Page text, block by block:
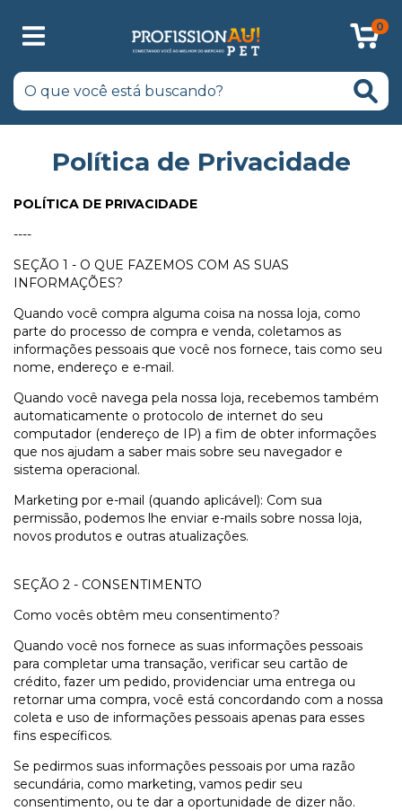
0
Política de Privacidade
POLÍTICA DE PRIVACIDADE
----
SEÇÃO 1 - O QUE FAZEMOS COM AS SUAS
INFORMAÇÕES?
Quando você compra alguma coisa na nossa loja, como
parte do processo de compra e venda, coletamos as
informações pessoais que você nos fornece, tais como seu
nome, endereço e e-mail.
Quando você navega pela nossa loja, recebemos também
automaticamente o protocolo de internet do seu
computador (endereço de IP) a fim de obter informações
que nos ajudam a saber mais sobre seu navegador e
sistema operacional.
Marketing por e-mail (quando aplicável): Com sua
permissão, podemos lhe enviar e-mails sobre nossa loja,
novos produtos e outras atualizações.
SEÇÃO 2 - CONSENTIMENTO
Como vocês obtêm meu consentimento?
Quando você nos fornece as suas informações pessoais
para completar uma transação, verificar seu cartão de
crédito, fazer um pedido, providenciar uma entrega ou
retornar uma compra, você está concordando com a nossa
coleta e uso de informações pessoais apenas para esses
fins específicos.
Se pedirmos suas informações pessoais por uma razão
secundária, como marketing, vamos pedir seu
consentimento, ou te dar a oportunidade de dizer não.